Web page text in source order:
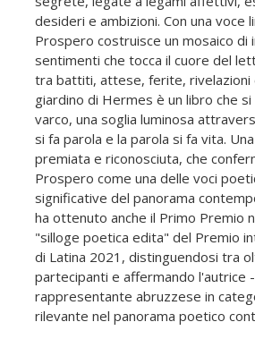
desideri e ambizioni. Con una voce
Prospero costruisce un mosaico di
sentimenti che tocca il cuore del
tra battiti, attese, ferite, rivelazioni
giardino di Hermes è un libro che
varco, una soglia luminosa
si fa parola e la parola si fa vita.
premiata e riconosciuta, che
Prospero come una delle voci
significative del panorama
ha ottenuto anche il Primo Premio
"silloge poetica edita" del Premio
di Latina 2021, distinguendosi tra
partecipanti e affermando l'autrice -
rappresentante abruzzese in
rilevante nel panorama poetico